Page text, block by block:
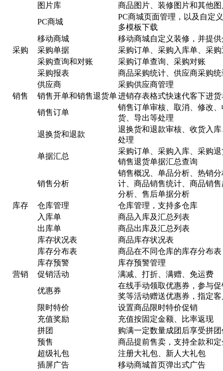
图片库
商品图片、装修图片和其他
PC商城
PC商城页面管理，以及自定
多模板下载
移动商城
移动商城自定义装修，并提
采购
采购单据
采购订单、采购入库单、采
采购查询和对账
采购订单查询、采购对账
采购报表
商品采购统计、供应商采购统
供应商
采购供应商管理
销售
销售开单和销售退货单进销存表格式快速代客下进
销售订单
销售订单审核、取消、修改
货、导出等处理
退换货和退款
退换货和退款审核、收货入
处理
单据汇总
采购订单、采购入库、采购
销售退货单据汇总查询
销售分析
销售概况、单品分析、热销
计、商品销售统计、商品销
分析、售后单据分析
库存
仓库管理
仓库管理，支持多仓库
入库单
商品入库及汇总列表
出库单
商品出库及汇总列表
库存状况表
商品库存状况表
库存分布表
商品在不同仓库的库存分布表
库存预警
库存预警管理
营销
促销活动
满减、打折、满赠、免运费
优惠券
在线手动领取优惠券，参与
奖等活动赠送优惠券，指定
限时特价
设置商品限时特价促销
充值奖励
充值按固定金额、比率返现
拼团
购满一定数量成团后享受拼团
预售
商品提前售卖，支持全款和
超级礼包
注册大礼包、新人大礼包
插屏广告
移动商城首页弹出式广告